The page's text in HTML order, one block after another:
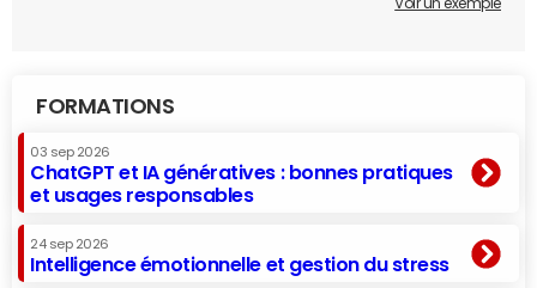
Voir un exemple
FORMATIONS
03 sep 2026
ChatGPT et IA génératives : bonnes pratiques
et usages responsables
24 sep 2026
Intelligence émotionnelle et gestion du stress